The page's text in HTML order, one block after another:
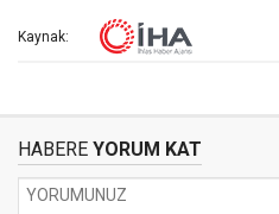
Kaynak:
HABERE YORUM KAT